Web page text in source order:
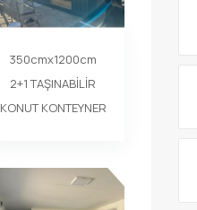
350cmx1200cm
2+1 TAŞINABİLİR
KONUT KONTEYNER